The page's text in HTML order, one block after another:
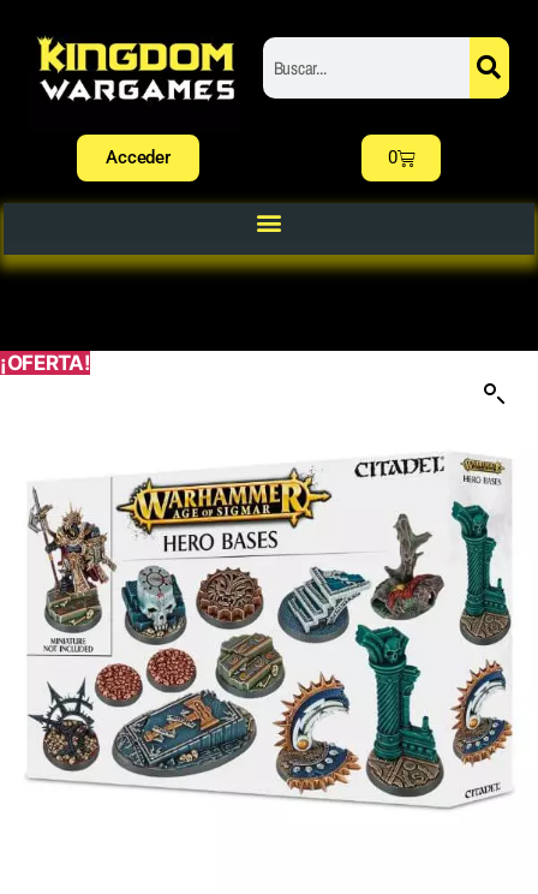
Acceder 0
¡OFERTA!